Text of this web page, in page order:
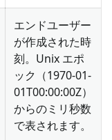
エンドユーザー
が作成された時
刻。Unix エポ
ック（1970-01-
01T00:00:00Z）
からのミリ秒数
で表されます。